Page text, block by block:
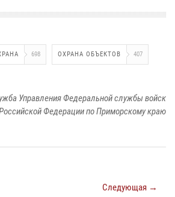
698 ОХРАНА ОБЪЕКТОВ 407
Управления Федеральной службы войск
Федерации по Приморскому краю
Следующая →